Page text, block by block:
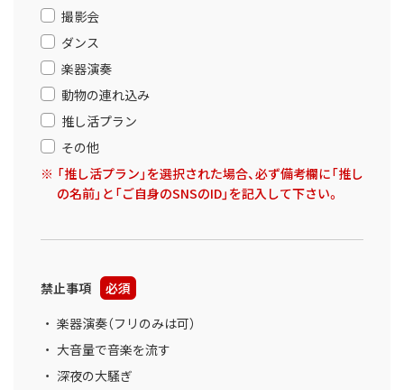
撮影会
ダンス
楽器演奏
動物の連れ込み
推し活プラン
その他
「推し活プラン」を選択された場合、必ず備考欄に「推し
の名前」と「ご自身のSNSのID」を記入して下さい。
禁止事項
必須
楽器演奏（フリのみは可）
大音量で音楽を流す
深夜の大騒ぎ